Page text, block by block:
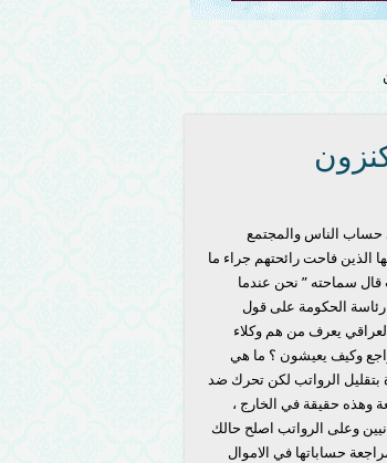
حساب الناس والمجتمع
الذين فاحت رائحتهم جراء ما
قال سماحته ” نحن عندما
الحكومة على قول
يعرف من هم وكلاء
وكيف يعيشون ؟ ما هي
بتقليل الرواتب لكن تحرك ضد
وهذه حقيقة في الخارج ،
وعلى الرواتب اصلح حالك
حساباتها في الاموال